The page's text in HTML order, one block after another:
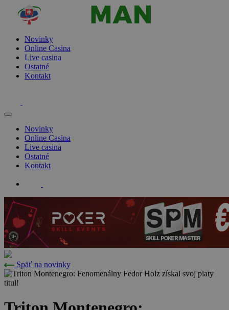
Novinky
Online Casina
Live casina
Ostatné
Kontakt
Novinky
Online Casina
Live casina
Ostatné
Kontakt
Späť na novinky